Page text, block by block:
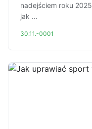
nadejściem roku
jak ...
30.11.-0001